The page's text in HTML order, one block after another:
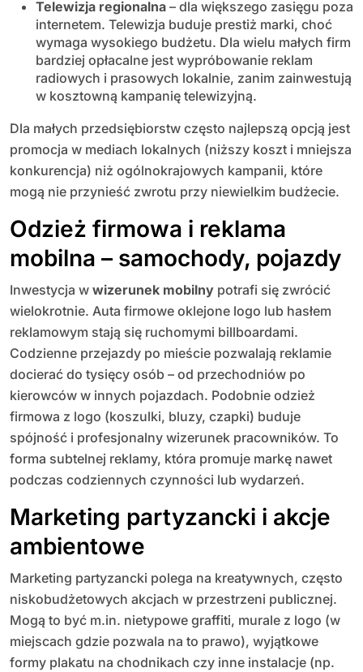
Telewizja regionalna – dla większego zasięgu poza
internetem. Telewizja buduje prestiż marki, choć
wymaga wysokiego budżetu. Dla wielu małych firm
bardziej opłacalne jest wypróbowanie reklam
radiowych i prasowych lokalnie, zanim zainwestują
w kosztowną kampanię telewizyjną.
Dla małych przedsiębiorstw często najlepszą opcją jest
promocja w mediach lokalnych (niższy koszt i mniejsza
konkurencja) niż ogólnokrajowych kampanii, które
mogą nie przynieść zwrotu przy niewielkim budżecie.
Odzież firmowa i reklama
mobilna – samochody, pojazdy
Inwestycja w wizerunek mobilny potrafi się zwrócić
wielokrotnie. Auta firmowe oklejone logo lub hasłem
reklamowym stają się ruchomymi billboardami.
Codzienne przejazdy po mieście pozwalają reklamie
docierać do tysięcy osób – od przechodniów po
kierowców w innych pojazdach. Podobnie odzież
firmowa z logo (koszulki, bluzy, czapki) buduje
spójność i profesjonalny wizerunek pracowników. To
forma subtelnej reklamy, która promuje markę nawet
podczas codziennych czynności lub wydarzeń.
Marketing partyzancki i akcje
ambientowe
Marketing partyzancki polega na kreatywnych, często
niskobudżetowych akcjach w przestrzeni publicznej.
Mogą to być m.in. nietypowe graffiti, murale z logo (w
miejscach gdzie pozwala na to prawo), wyjątkowe
formy plakatu na chodnikach czy inne instalacje (np.